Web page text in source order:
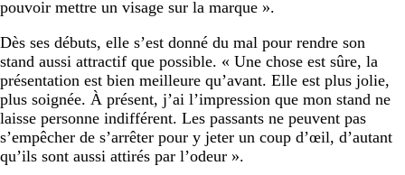
pouvoir mettre un visage sur la marque ».
Dès ses débuts, elle s’est donné du mal pour rendre son
stand aussi attractif que possible. « Une chose est sûre, la
présentation est bien meilleure qu’avant. Elle est plus jolie,
plus soignée. À présent, j’ai l’impression que mon stand ne
laisse personne indifférent. Les passants ne peuvent pas
s’empêcher de s’arrêter pour y jeter un coup d’œil, d’autant
qu’ils sont aussi attirés par l’odeur ».